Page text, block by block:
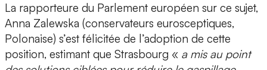
La rapporteure du Parlement européen sur ce sujet,
Anna Zalewska (conservateurs eurosceptiques,
Polonaise) s’est félicitée de l’adoption de cette
position, estimant que Strasbourg « a mis au point